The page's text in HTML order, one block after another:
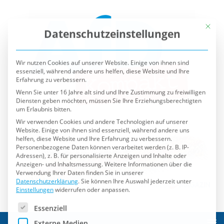
Wir nutzen Cookies auf unserer Website. Einige von ihnen sind
essenziell, während andere uns helfen, diese Website und Ihre
Erfahrung zu verbessern.
Wenn Sie unter 16 Jahre alt sind und Ihre Zustimmung zu freiwilligen
Diensten geben möchten, müssen Sie Ihre Erziehungsberechtigten
um Erlaubnis bitten.
Wir verwenden Cookies und andere Technologien auf unserer
Website. Einige von ihnen sind essenziell, während andere uns
helfen, diese Website und Ihre Erfahrung zu verbessern.
Personenbezogene Daten können verarbeitet werden (z. B. IP-
Adressen), z. B. für personalisierte Anzeigen und Inhalte oder
Anzeigen- und Inhaltsmessung.Weitere Informationen über die
Verwendung Ihrer Daten finden Sie in unserer
Datenschutzerklärung. Sie können Ihre Auswahl jederzeit unter
Einstellungenwiderrufen oder anpassen.
Es folgt eine Liste der Service-Gruppen, für die eine
Externe Medien